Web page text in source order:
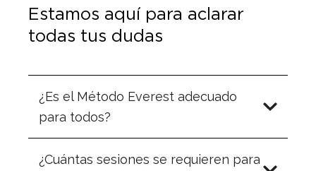
Estamos aquí para aclarar
todas tus dudas
¿Es el Método Everest adecuado
para todos?
¿Cuántas sesiones se requieren para